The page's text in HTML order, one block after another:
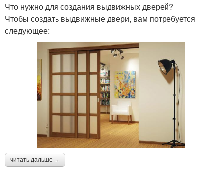
Что нужно для создания выдвижных дверей?
Чтобы создать выдвижные двери, вам потребуется
следующее:
читать дальше →